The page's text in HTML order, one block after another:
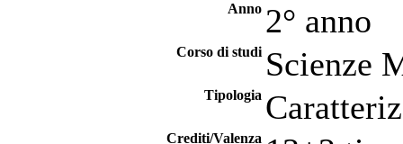
Anno 2° anno
Corso di studi Scienze
Tipologia
Crediti/Valenza